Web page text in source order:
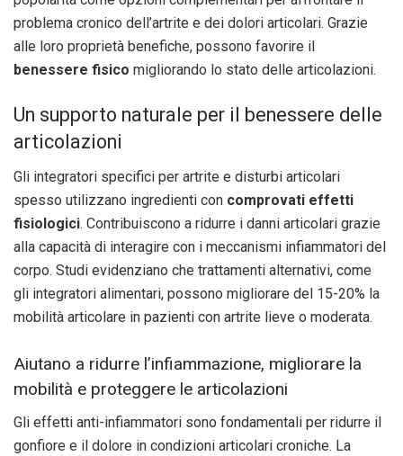
problema cronico dell’artrite e dei dolori articolari. Grazie
alle loro proprietà benefiche, possono favorire il
benessere fisico migliorando lo stato delle articolazioni.
Un supporto naturale per il benessere delle
articolazioni
Gli integratori specifici per artrite e disturbi articolari
spesso utilizzano ingredienti con comprovati effetti
fisiologici. Contribuiscono a ridurre i danni articolari grazie
alla capacità di interagire con i meccanismi infiammatori del
corpo. Studi evidenziano che trattamenti alternativi, come
gli integratori alimentari, possono migliorare del 15-20% la
mobilità articolare in pazienti con artrite lieve o moderata.
Aiutano a ridurre l’infiammazione, migliorare la
mobilità e proteggere le articolazioni
Gli effetti anti-infiammatori sono fondamentali per ridurre il
gonfiore e il dolore in condizioni articolari croniche. La